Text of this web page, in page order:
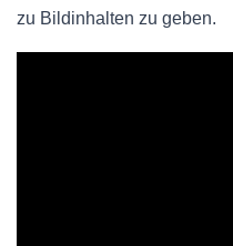
zu Bildinhalten zu geben.